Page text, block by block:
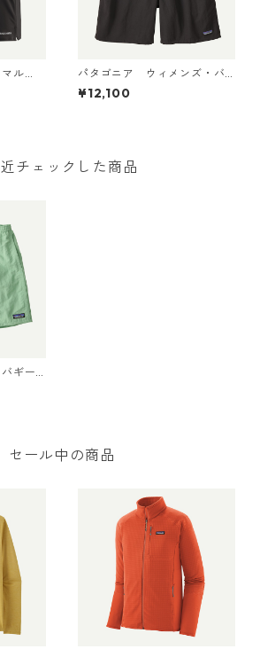
ル
ツ ６
パタゴニア ウィメンズ・バ
ギーズ・ロング Black 57035
Patagonia Women's Baggie
¥12,100
チェックした商品
ギー
(カラ
セール中の商品